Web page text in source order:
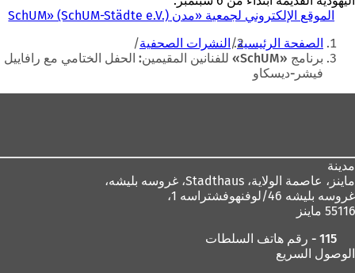
الموقع الإلكتروني لجمعية «مدن SchUM» (SchUM-Städte e.V.)
(
ت
ف
أنت
هنا
الصفحة الرئيسية
النشرات الصحفية
برنامج «SchUM» للفنانين المقيمين: الحفل الختامي مع رافاييل
فيشر-ديسكاو
مدينة
ماينز، عاصمة الولاية،
غروسه بليشه 46/لوفنهوفشتراسه 1،
55116 ماينز
115 - رقم هاتف السلطات
الوصول السريع